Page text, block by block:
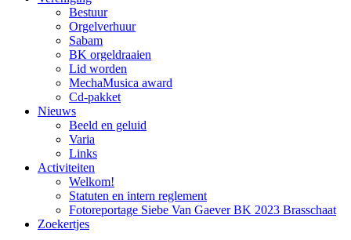
Bestuur
Orgelverhuur
Sabam
BK orgeldraaien
Lid worden
MechaMusica award
Cd-pakket
Nieuws
Beeld en geluid
Varia
Links
Activiteiten
Welkom!
Statuten en intern reglement
Fotoreportage Siebe Van Gaever BK 2023 Brasschaat
Zoekertjes